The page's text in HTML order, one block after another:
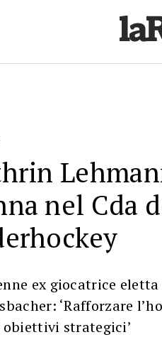
nel Cda
ex giocatrice
‘Rafforzare
strategici’